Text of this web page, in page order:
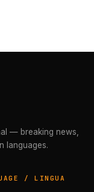
— breaking news,
languages.
/ LINGUA